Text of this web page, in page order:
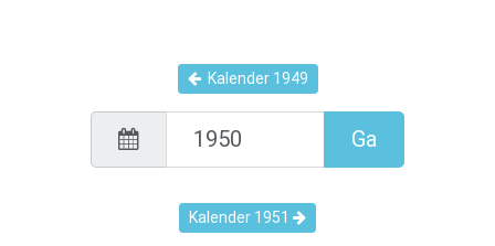
Kalender 1949
Ga
Kalender 1951